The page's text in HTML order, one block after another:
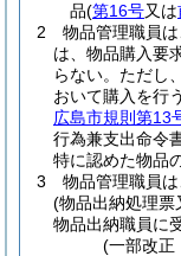
品(第16号又は
2
物品管理職員
は、物品購入要
らない。 ただし、
おいて購入を行
広島市規則第13
行為兼支出命令
特に認めた物品
3
物品管理職員
(物品出納処理票
物品出納職員に
(一部改正